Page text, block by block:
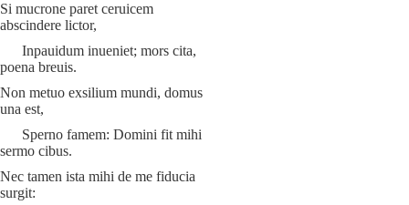
Si mucrone paret ceruicem
abscindere lictor,
Inpauidum inueniet; mors cita,
poena breuis.
Non metuo exsilium mundi, domus
una est,
Sperno famem: Domini fit mihi
sermo cibus.
Nec tamen ista mihi de me fiducia
surgit: